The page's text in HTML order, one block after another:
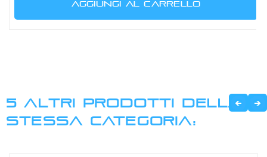
AGGIUNGI AL CARRELLO
5 ALTRI PRODOTTI DELLA
STESSA CATEGORIA: